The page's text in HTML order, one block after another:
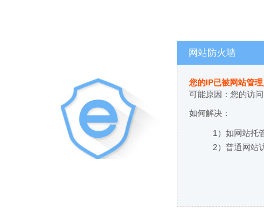
网站防火墙
您的IP已被网站管
可能原因：您的访
如何解决：
1）如网站托
2）普通网站